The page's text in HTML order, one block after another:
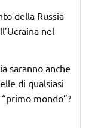
della Russia
nel
saranno anche
di qualsiasi
mondo”?